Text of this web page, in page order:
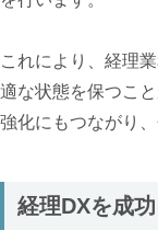
これにより、経理
適な状態を保つこ
強化にもつながり
経理DXを成